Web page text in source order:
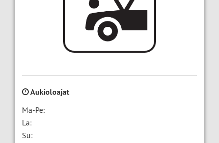
Aukioloajat
Ma-Pe:
La:
Su: